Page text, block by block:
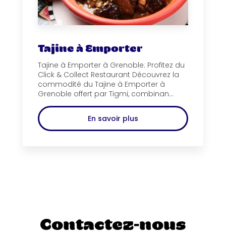
Tajine à Emporter
Tajine à Emporter à Grenoble: Profitez du
Click & Collect Restaurant Découvrez la
commodité du Tajine à Emporter à
Grenoble offert par Tigmi, combinan...
En savoir plus
Contactez-nous